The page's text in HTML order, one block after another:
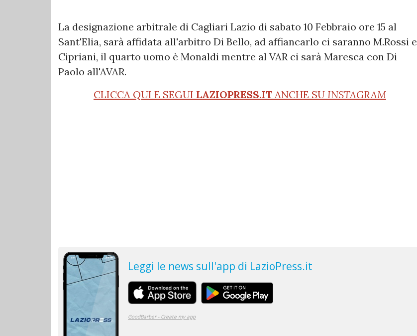
La designazione arbitrale di Cagliari Lazio di sabato 10 Febbraio ore 15 al
Sant'Elia, sarà affidata all'arbitro Di Bello, ad affiancarlo ci saranno M.Rossi e
Cipriani, il quarto uomo è Monaldi mentre al VAR ci sarà Maresca con Di
Paolo all'AVAR.
CLICCA QUI E SEGUI LAZIOPRESS.IT ANCHE SU INSTAGRAM